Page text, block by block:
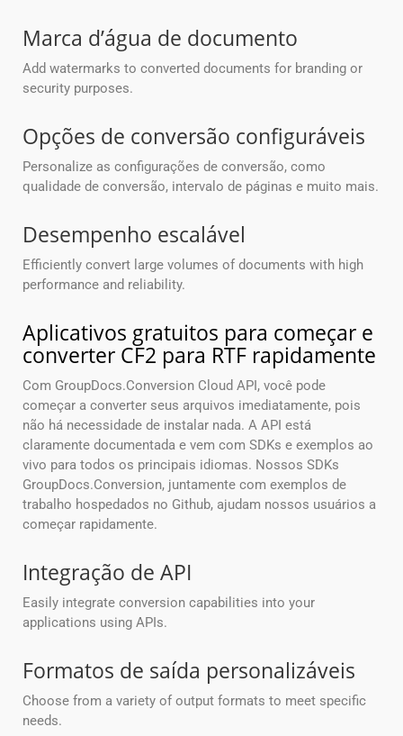
Marca d’água de documento
Add watermarks to converted documents for branding or
security purposes.
Opções de conversão configuráveis
Personalize as configurações de conversão, como
qualidade de conversão, intervalo de páginas e muito mais.
Desempenho escalável
Efficiently convert large volumes of documents with high
performance and reliability.
Aplicativos gratuitos para começar e
converter CF2 para RTF rapidamente
Com GroupDocs.Conversion Cloud API, você pode
começar a converter seus arquivos imediatamente, pois
não há necessidade de instalar nada. A API está
claramente documentada e vem com SDKs e exemplos ao
vivo para todos os principais idiomas. Nossos SDKs
GroupDocs.Conversion, juntamente com exemplos de
trabalho hospedados no Github, ajudam nossos usuários a
começar rapidamente.
Integração de API
Easily integrate conversion capabilities into your
applications using APIs.
Formatos de saída personalizáveis
Choose from a variety of output formats to meet specific
needs.